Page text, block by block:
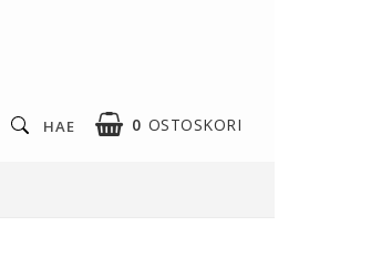
0 OSTOSKORI
HAE